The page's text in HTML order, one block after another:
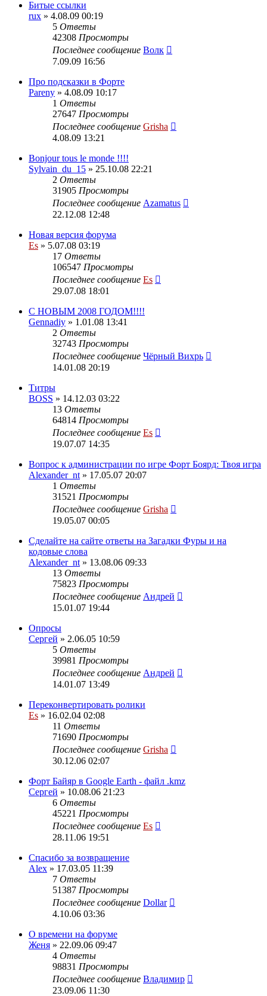
Битые ссылки
rux » 4.08.09 00:19
5 Ответы
42308 Просмотры
Последнее сообщение Волк
7.09.09 16:56
Про подсказки в Форте
Pareny » 4.08.09 10:17
1 Ответы
27647 Просмотры
Последнее сообщение Grisha
4.08.09 13:21
Bonjour tous le monde !!!!
Sylvain_du_15 » 25.10.08 22:21
2 Ответы
31905 Просмотры
Последнее сообщение Azamatus
22.12.08 12:48
Новая версия форума
Es » 5.07.08 03:19
17 Ответы
106547 Просмотры
Последнее сообщение Es
29.07.08 18:01
C НОВЫМ 2008 ГОДОМ!!!!
Gennadiy » 1.01.08 13:41
2 Ответы
32743 Просмотры
Последнее сообщение Чёрный Вихрь
14.01.08 20:19
Титры
BOSS » 14.12.03 03:22
13 Ответы
64814 Просмотры
Последнее сообщение Es
19.07.07 14:35
Вопрос к администрации по игре Форт Боярд: Твоя игра
Alexander_nt » 17.05.07 20:07
1 Ответы
31521 Просмотры
Последнее сообщение Grisha
19.05.07 00:05
Сделайте на сайте ответы на Загадки Фуры и на
кодовые слова
Alexander_nt » 13.08.06 09:33
13 Ответы
75823 Просмотры
Последнее сообщение Андрей
15.01.07 19:44
Опросы
Сергей » 2.06.05 10:59
5 Ответы
39981 Просмотры
Последнее сообщение Андрей
14.01.07 13:49
Переконвертировать ролики
Es » 16.02.04 02:08
11 Ответы
71690 Просмотры
Последнее сообщение Grisha
30.12.06 02:07
Форт Байяр в Google Earth - файл .kmz
Сергей » 10.08.06 21:23
6 Ответы
45221 Просмотры
Последнее сообщение Es
28.11.06 19:51
Спасибо за возвращение
Alex » 17.03.05 11:39
7 Ответы
51387 Просмотры
Последнее сообщение Dollar
4.10.06 03:36
О времени на форуме
Женя » 22.09.06 09:47
4 Ответы
98831 Просмотры
Последнее сообщение Владимир
23.09.06 11:30